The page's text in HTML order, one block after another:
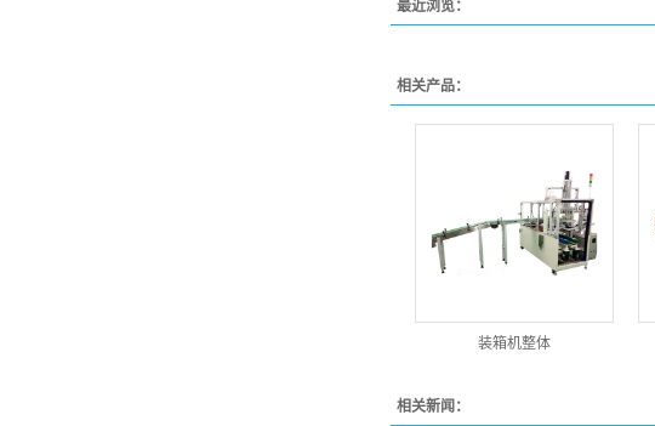
最近浏览：
相关产品：
装箱机整体
相关新闻：